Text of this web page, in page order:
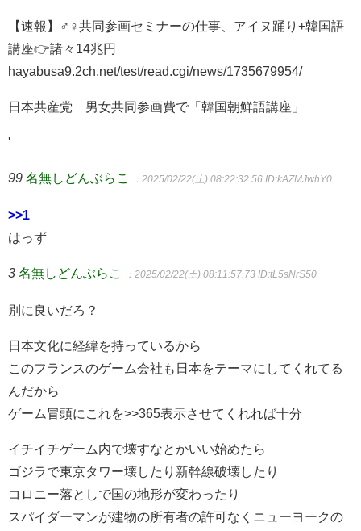
【速報】♂♀共同参画セミナーの仕事、アイヌ踊り+韓国語
講座👉諸々14兆円
hayabusa9.2ch.net/test/read.cgi/news/1735679954/
日本共産党 男女共同参画費で「韓国朝鮮語講座」
'
99 名無しどんぶらこ ：2025/02/22(土) 08:22:32.56 ID:kAZMJwhY0
>>1
はっず
3 名無しどんぶらこ ：2025/02/22(土) 08:11:57.73 ID:tL5sNrS50
別に良いだろ？
日本文化に経緯を持っているから
このフランスのゲーム会社も日本をテーマにしてくれてる
んだから
ゲーム冒頭にこれを>>365表示させてくれれば十分
イチイチゲーム内で壊すなとかいい始めたら
ゴジラで東京タワー壊したり新幹線破壊したり
コロニー落としで国の地形が変わったり
スパイダーマンが建物の所有者の許可なくニューヨークの